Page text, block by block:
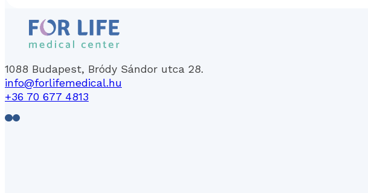
1088 Budapest, Bródy Sándor utca 28.
info@forlifemedical.hu
+36 70 677 4813
Follow us on Facebook
Follow us on LinkedIn